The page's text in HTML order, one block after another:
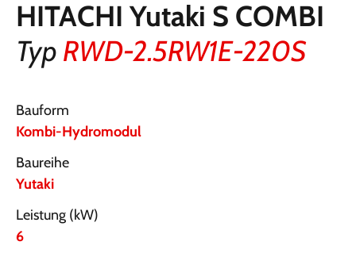
HITACHI Yutaki S COMBI
Typ RWD-2.5RW1E-220S
Bauform
Kombi-Hydromodul
Baureihe
Yutaki
Leistung (kW)
6